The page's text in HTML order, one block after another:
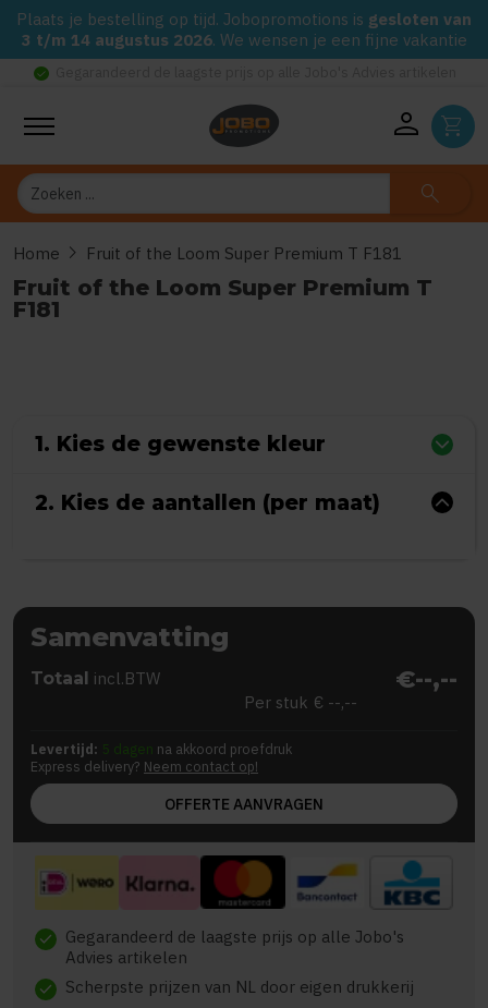
Plaats je bestelling op tijd. Jobopromotions is gesloten van
3 t/m 14 augustus 2026. We wensen je een fijne vakantie
check_circle
person shopping_cart
Zoeken search
Home chevron_right Fruit of the Loom Super Premium T F181
Fruit of the Loom Super Premium T
F181
1. Kies de gewenste kleur
2. Kies de aantallen (per maat)
Samenvatting
Totaal incl.BTW €--,--
Per stuk € --,--
Levertijd: 5 dagen na akkoord proefdruk
Express delivery? Neem contact op!
OFFERTE AANVRAGEN
check Gegarandeerd de laagste prijs op alle Jobo's
Advies artikelen
check Scherpste prijzen van NL door eigen drukkerij